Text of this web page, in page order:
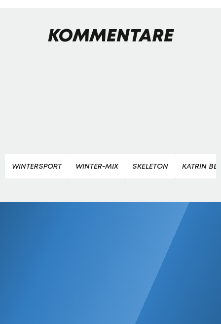
KOMMENTARE
WINTERSPORT WINTER-MIX SKELETON KATRIN